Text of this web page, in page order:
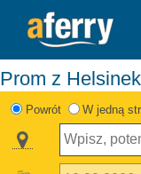
Prom z
Powrót W jedną